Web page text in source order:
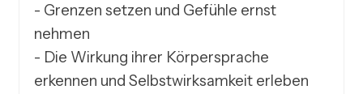
- Grenzen setzen und Gefühle ernst
nehmen
- Die Wirkung ihrer Körpersprache
erkennen und Selbstwirksamkeit erleben